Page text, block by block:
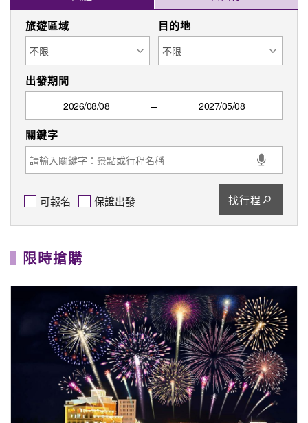
迎福．美國村海景．美麗海水族館(媽媽免煮年夜飯)
★9/30前報名第2人省$5,000★
★小年夜出發.媽媽免煮年夜飯★
$56,888